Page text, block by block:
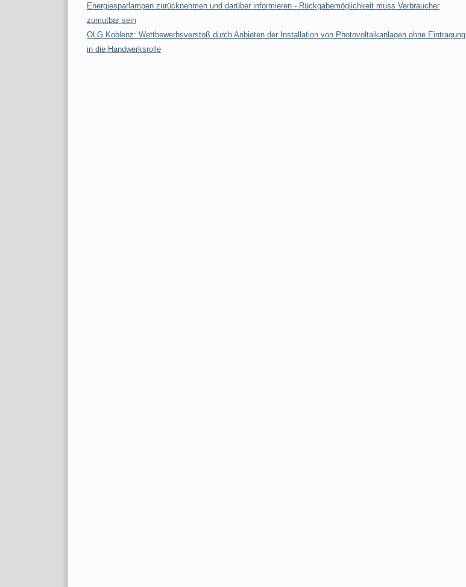
Energiesparlampen zurücknehmen und darüber informieren - Rückgabemöglichkeit muss Verbraucher
zumutbar sein
OLG Koblenz: Wettbewerbsverstoß durch Anbieten der Installation von Photovoltaikanlagen ohne Eintragung
in die Handwerksrolle